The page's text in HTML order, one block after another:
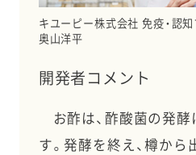
キユーピー株式会社 免疫・認
奥山洋平
開発者コメント
お酢は、酢酸菌の発酵
す。発酵を終え、樽から